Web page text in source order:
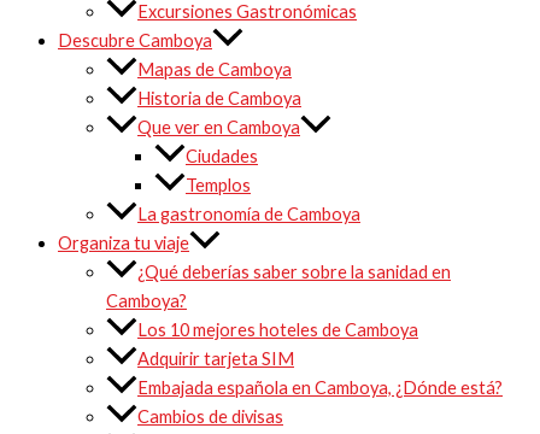
Excursiones Gastronómicas
Descubre Camboya
Mapas de Camboya
Historia de Camboya
Que ver en Camboya
Ciudades
Templos
La gastronomía de Camboya
Organiza tu viaje
¿Qué deberías saber sobre la sanidad en
Camboya?
Los 10 mejores hoteles de Camboya
Adquirir tarjeta SIM
Embajada española en Camboya, ¿Dónde está?
Cambios de divisas